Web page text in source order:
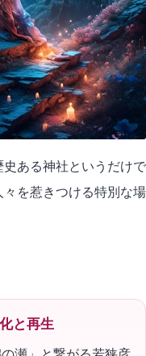
ある神社というだけで
を惹きつける特別な場
と再生